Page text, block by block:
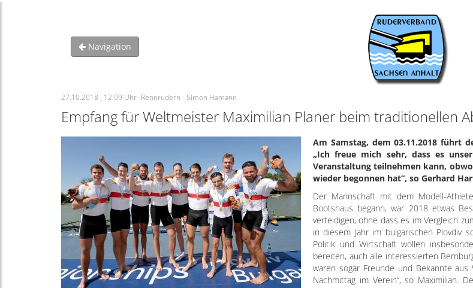
Navigation
27.10.2018 , 12:09 Uhr- Rennrudern - Simon Hamann
Empfang für Weltmeister Maximilian Planer beim traditionellen
Am Samstag, dem 03.11.2018 führt
„Ich freue mich sehr, dass es
Veranstaltung teilnehmen kann,
wieder begonnen hat“, so Gerhard
Der Mannschaft mit dem Modell-
Bootshaus begann, war 2018 etwas
verteidigen, ohne dass es im Vergleich
in diesem Jahr im bulgarischen Plovdiv
Politik und Wirtschaft wollen
bereiten, auch alle interessierten
waren sogar Freunde und Bekannte
Nachmittag im Verein“, so Maximilian.